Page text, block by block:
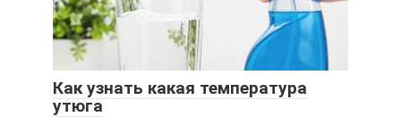
Как узнать какая температура
утюга